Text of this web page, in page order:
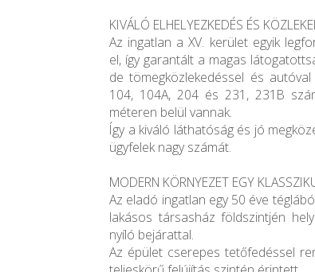
KIVÁLÓ ELHELYEZKEDÉS ÉS
Az ingatlan a XV. kerület egyik
el, így garantált a magas
de tömegközlekedéssel és
104, 104A, 204 és 231, 231B
méteren belül vannak.
Így a kiváló láthatóság és jó
ügyfelek nagy számát.
MODERN KÖRNYEZET EGY
Az eladó ingatlan egy 50 éve
lakásos társasház földszintjén
nyíló bejárattal.
Az épület cserepes tetőfedéssel